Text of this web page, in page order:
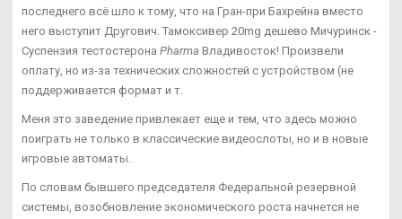
последнего всё шло к тому, что на Гран-при Бахрейна вместо
него выступит Другович. Тамоксивер 20mg дешево Мичуринск -
Суспензия тестостерона Pharma Владивосток! Произвели
оплату, но из-за технических сложностей с устройством (не
поддерживается формат и т.
Меня это заведение привлекает еще и тем, что здесь можно
поиграть не только в классические видеослоты, но и в новые
игровые автоматы.
По словам бывшего председателя Федеральной резервной
системы, возобновление экономического роста начнется не